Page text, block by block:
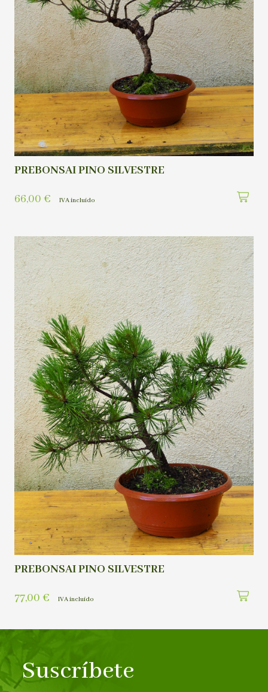
PREBONSAI PINO SILVESTRE
66,00 € IVA incluído
PREBONSAI PINO SILVESTRE
77,00 € IVA incluído
Suscríbete